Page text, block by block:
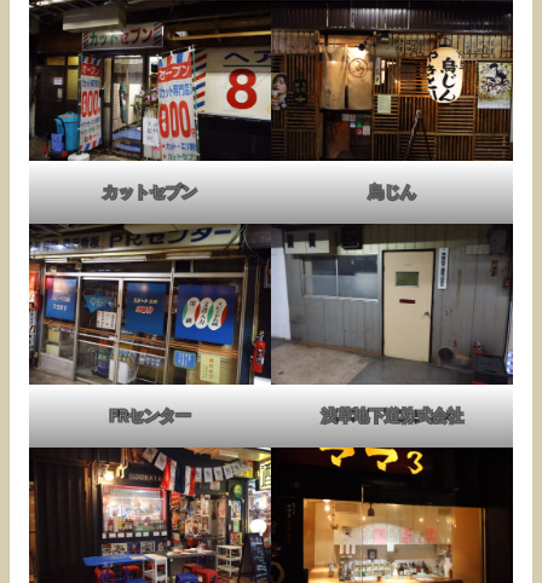
カットセブン 鳥じん
PRセンター 浅草地下道株式会社